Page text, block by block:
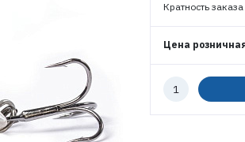
ВОЙТИ
Кратность заказа
Цена
Количество